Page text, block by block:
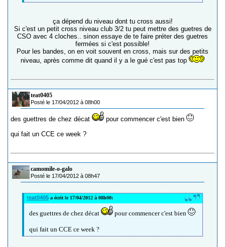
ça dépend du niveau dont tu cross aussi!
Si c'est un petit cross niveau club 3/2 tu peut mettre des guetres de
CSO avec 4 cloches.. sinon essaye de te faire préter des guetres
fermées si c'est possible!
Pour les bandes, on en voit souvent en cross, mais sur des petits
niveau, après comme dit quand il y a le gué c'est pas top
teat0405
Posté le 17/04/2012 à 08h00
des guettres de chez décat
pour commencer c'est bien
qui fait un CCE ce week ?
camomile-o-galo
Posté le 17/04/2012 à 08h47
teat0405 a écrit le 17/04/2012 à 08h00:
des guettres de chez décat pour commencer c'est bien
qui fait un CCE ce week ?